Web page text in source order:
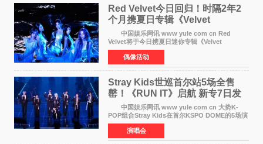
Red Velvet今日回归！时隔2年2
个月携夏日专辑《Velvet
Summer》重启完整体活动
中国娱乐网讯 www yule com cn Red
Velvet将于今日携夏日迷你专辑《Velvet
Summer》时隔2年2个月重启完整体活动。这张
于8月3日发行的专辑，主打柔和成熟氛围的夏日
音乐，收录了成员们想着
偶像活动
Stray Kids世巡首尔站5场全售
罄！《RUN IT》启航 新专7日发
中国娱乐网讯 www yule com cn 大势K-
POP组合Stray Kids在首尔KSPO DOME的5场演
唱会全部售罄，为新世界巡演拉开序幕。据所属
社JYP娱乐透露，Stray Kids于上月25至26日、
29日及本月1至2日
演唱会